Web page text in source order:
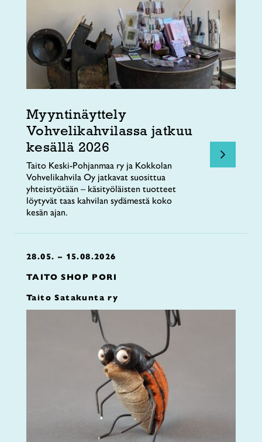
Myyntinäyttely
Vohvelikahvilassa jatkuu
kesällä 2026
Taito Keski-Pohjanmaa ry ja Kokkolan
Vohvelikahvila Oy jatkavat suosittua
yhteistyötään – käsityöläisten tuotteet
löytyvät taas kahvilan sydämestä koko
kesän ajan.
28.05. – 15.08.2026
TAITO SHOP PORI
Taito Satakunta ry